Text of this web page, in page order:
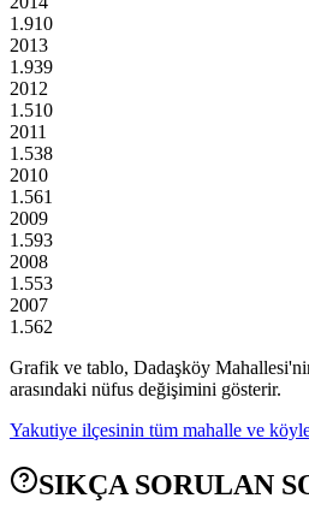
1.910
2013
1.939
2012
1.510
2011
1.538
2010
1.561
2009
1.593
2008
1.553
2007
1.562
Grafik ve tablo, Dadaşköy
arasındaki nüfus değişimini gösterir.
Yakutiye ilçesinin tüm mahalle ve
SIKÇA SORULAN